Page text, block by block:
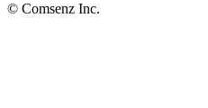
© Comsenz Inc.